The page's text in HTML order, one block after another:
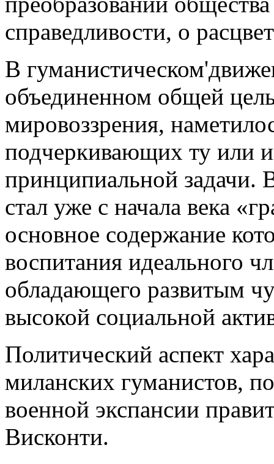
справедливости, о
В
объединенном общей
мировоззрения,
подчеркивающих ту или
принципиальной
стал уже с начала века
основное содержание
воспитания идеального
обладающего развитым
высокой социальной
Политический аспект
миланских гуманистов,
военной экспансии
Висконти.